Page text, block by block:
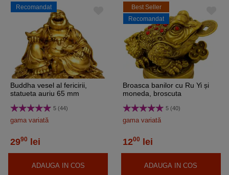
Recomandat
Buddha vesel al fericirii,
statueta auriu 65 mm
5 (44)
gama variată
2990 lei
ADAUGA IN COS
Best Seller
Recomandat
Broasca banilor cu Ru Yi și
moneda, broscuta
5 (40)
gama variată
1200 lei
ADAUGA IN COS